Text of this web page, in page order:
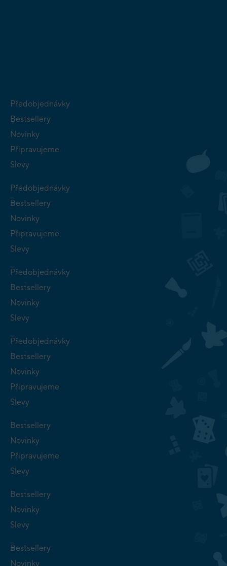
Předobjednávky
Bestsellery
Novinky
Připravujeme
Slevy
Předobjednávky
Bestsellery
Novinky
Připravujeme
Slevy
Předobjednávky
Bestsellery
Novinky
Slevy
Předobjednávky
Bestsellery
Novinky
Připravujeme
Slevy
Bestsellery
Novinky
Připravujeme
Slevy
Bestsellery
Novinky
Slevy
Bestsellery
Novinky